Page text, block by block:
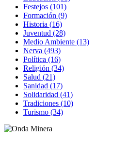
Festejos (101)
Formación (9)
Historia (16)
Juventud (28)
Medio Ambiente (13)
Nerva (493)
Política (16)
Religión (34)
Salud (21)
Sanidad (17)
Solidaridad (41)
Tradiciones (10)
Turismo (34)